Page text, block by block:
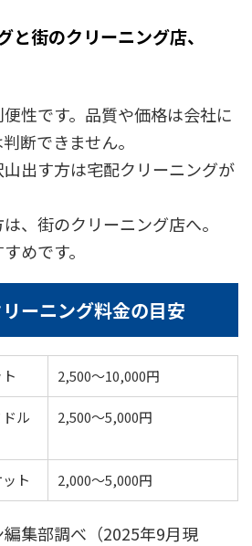
と街のクリーニング店、
性です。品質や価格は会社に
断できません。
出す方は宅配クリーニングが
、街のクリーニング店へ。
めです。
ーニング料金の目安
2,500～10,000円
ル
2,500～5,000円
ト 2,000～5,000円
集部調べ（2025年9月現